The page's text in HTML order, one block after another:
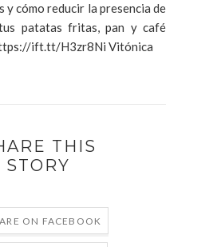
y cómo reducir la presencia de
patatas fritas, pan y café
ift.tt/H3zr8Ni Vitónica
THIS
STORY
ON FACEBOOK